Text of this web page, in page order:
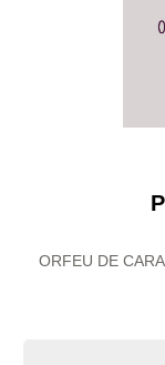
ORFEU DE